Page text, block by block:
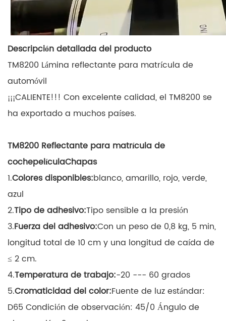
Descripción detallada del producto
TM8200 Lámina reflectante para matrícula de
automóvil
¡¡¡CALIENTE!!! Con excelente calidad, el TM8200 se
ha exportado a muchos países.
TM8200 Reflectante para matrícula de
cochepelículaChapas
1.Colores disponibles:blanco, amarillo, rojo, verde,
azul
2.Tipo de adhesivo:Tipo sensible a la presión
3.Fuerza del adhesivo:Con un peso de 0,8 kg, 5 min,
longitud total de 10 cm y una longitud de caída de
≤ 2 cm.
4.Temperatura de trabajo:-20 --- 60 grados
5.Cromaticidad del color:Fuente de luz estándar:
D65 Condición de observación: 45/0 Ángulo de